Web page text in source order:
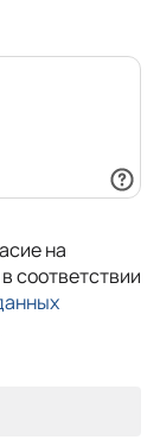
на
соответствии